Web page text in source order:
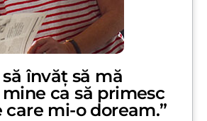
învăț să mă
ca să primesc
care mi-o doream.”